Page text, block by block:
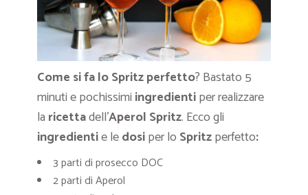
Come si fa lo Spritz perfetto? Bastato 5
minuti e pochissimi ingredientiper realizzare
la ricettadell’Aperol Spritz. Ecco gli
ingredientie ledosiper lo Spritzperfetto:
3 parti di prosecco DOC
2 parti di Aperol